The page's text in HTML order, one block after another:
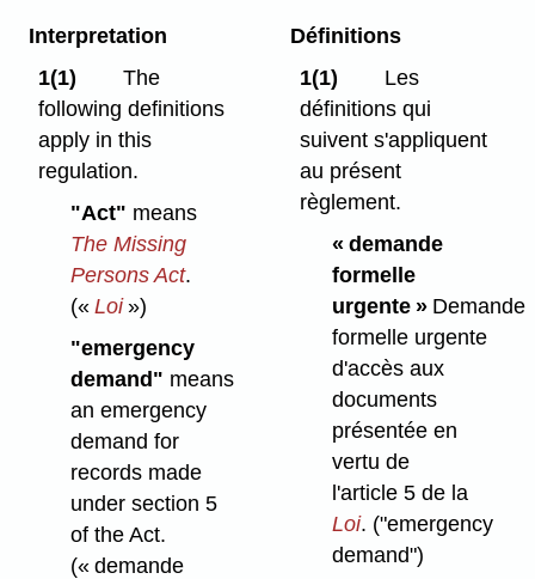
Interpretation
1(1)
The
following definitions
apply in this
regulation.
"Act" means
The Missing
Persons Act.
(« Loi»)
"emergency
demand" means
an emergency
demand for
records made
under section 5
of the Act.
(« demande
Définitions
1(1)
Les
définitions qui
suivent s'appliquent
au présent
règlement.
« demande
formelle
urgente »Demande
formelle urgente
d'accès aux
documents
présentée en
vertu de
l'article 5 de la
Loi. ("emergency
demand")